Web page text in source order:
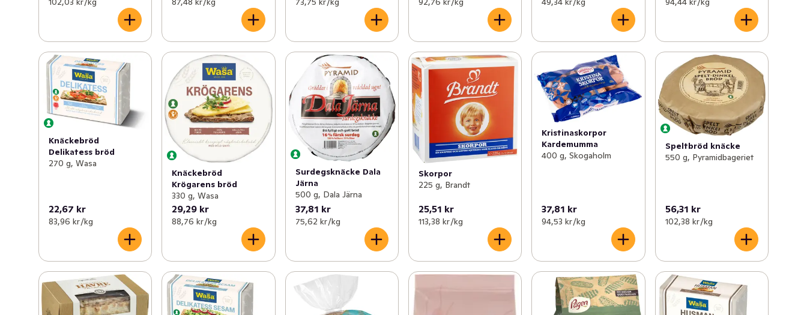
Knäckebröd
Delikatess bröd
270 g, Wasa
22,67 kr
83,96 kr /kg
Knäckebröd
Krögarens bröd
330 g, Wasa
29,29 kr
88,76 kr /kg
Surdegsknäcke Dala
Järna
500 g, Dala Järna
37,81 kr
75,62 kr /kg
Skorpor
225 g, Brandt
25,51 kr
113,38 kr /kg
Kristinaskorpor
Kardemumma
400 g, Skogaholm
37,81 kr
94,53 kr /kg
Speltbröd knäcke
550 g, Pyramidbageriet
56,31 kr
102,38 kr /kg